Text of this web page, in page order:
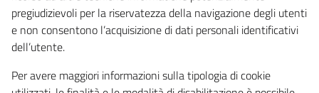
pregiudizievoli per la riservatezza della navigazione degli utenti
e non consentono l’acquisizione di dati personali identificativi
dell’utente.
Per avere maggiori informazioni sulla tipologia di cookie